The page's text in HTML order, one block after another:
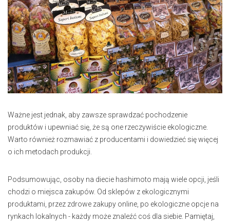
Ważne jest jednak, aby zawsze sprawdzać pochodzenie
produktów i upewniać się, że są one rzeczywiście ekologiczne.
Warto również rozmawiać z producentami i dowiedzieć się więcej
o ich metodach produkcji.
Podsumowując, osoby na diecie hashimoto mają wiele opcji, jeśli
chodzi o miejsca zakupów. Od sklepów z ekologicznymi
produktami, przez zdrowe zakupy online, po ekologiczne opcje na
rynkach lokalnych - każdy może znaleźć coś dla siebie. Pamiętaj,